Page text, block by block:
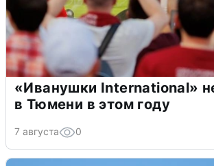
«Иванушки International»
в Тюмени в этом году
7 августа 0